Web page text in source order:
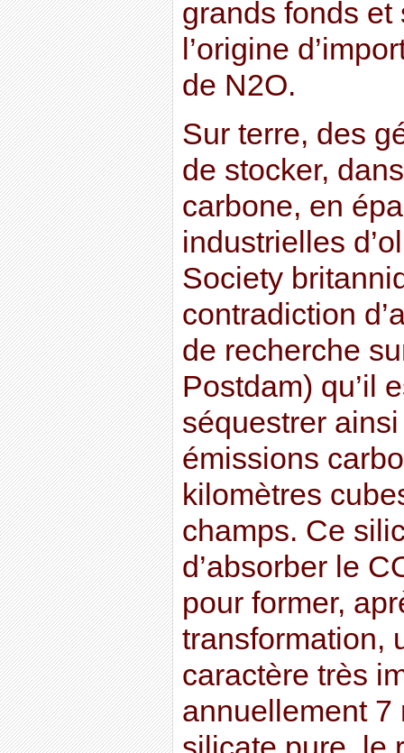
grands fonds et
l’origine
de N2O.
Sur terre, des
de stocker,
carbone, en
industrielles
Society
contradiction
de recherche
Postdam) qu’il
séquestrer
émissions
kilomètres
champs. Ce
d’absorber le
pour former,
transformation,
caractère très
annuellement 7